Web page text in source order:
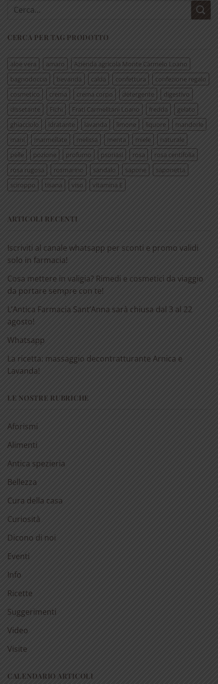
Cerca:
CERCA PER TAG PRODOTTO
aloe vera amaro
Azienda agricola Monte Carmelo Loano
bagnodoccia
bevanda calda confettura
confezione regalo
cosmetico
crema crema corpo detergente
digestivo
dissetante
Fichi Frati Carmelitani Loano fredda
gelato
ghiacciolo
idratante lavanda limone liquore
mandorle
mani
marmellate melissa menta miele
naturale
pelle
pozione profumo psoriasi rosa
rosa centifolia
rosa rugosa
rosmarino sandalo sapone
saponetta
sciroppo
tisana viso vitamina E
ARTICOLI RECENTI
Iscriviti al canale whatsapp per sconti e promo validi
solo in farmacia!
Cosa mettere in valigia? Rimedi e cosmetici da viaggio
da portare sempre con te!
L’Antica Farmacia Sant’Anna sarà chiusa dal 3 al 22
agosto!
Whatsapp
La ricetta: massaggio decontratturante Arnica e
Lavanda!
LE NOSTRE RUBRICHE
Aforismi
Alimenti
Antica spezieria
Bellezza
Cura della casa
Curiosità
Dicono di noi
Eventi
Info
Ricette
Suggerimenti
Video
Visite
CALENDARIO ARTICOLI